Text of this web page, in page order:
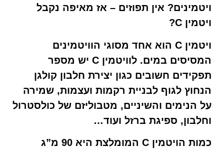
ויטמינים? אין תפוזים – אז מאיפה נקבל
ויטמין C?
ויטמין C הוא אחד מסוגי הוויטמינים
המסיסים במים. לוויטמין C יש מספר
תפקידים חשובים כגון יצירת חלבון קולגן
הנחוץ לגוף לבניית רקמות ועצמות, שמירה
על הנימים והשיניים, מטבוליזם של כולסטרול
וחלבון, ספיגת ברזל ועוד…
כמות הויטמין C המומלצת היא 90 מ”ג